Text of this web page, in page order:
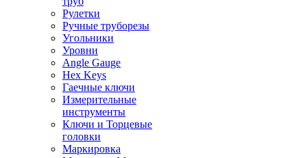
Рулетки
Ручные труборезы
Угольники
Уровни
Angle Gauge
Hex Keys
Гаечные ключи
Измерительные
инструменты
Ключи и Торцевые
головки
Маркировка